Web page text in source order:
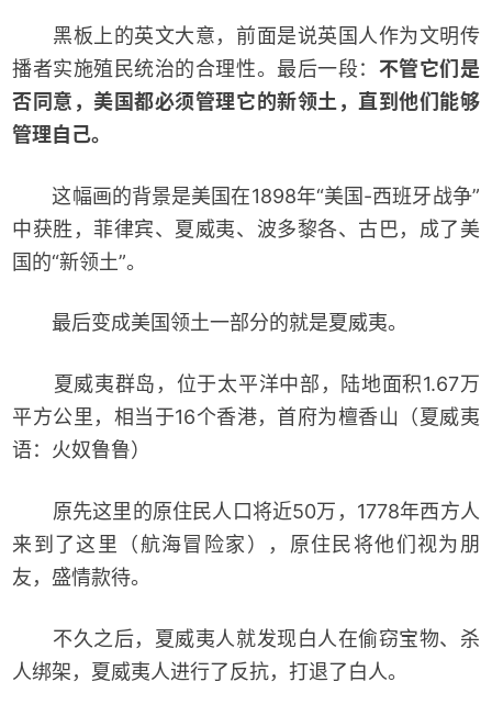
黑板上的英文大意，前面是说英国人作为文明传
播者实施殖民统治的合理性。最后一段： 不管它们是
否同意，美国都必须管理它的新领土，直到他们能够
管理自己。
这幅画的背景是美国在1898年“美国-西班牙战争”
中获胜，菲律宾、夏威夷、波多黎各、古巴，成了美
国的“新领土”。
最后变成美国领土一部分的就是夏威夷。
夏威夷群岛，位于太平洋中部，陆地面积1.67万
平方公里，相当于16个香港，首府为檀香山（夏威夷
语：火奴鲁鲁）
原先这里的原住民人口将近50万，1778年西方人
来到了这里（航海冒险家），原住民将他们视为朋
友，盛情款待。
不久之后，夏威夷人就发现白人在偷窃宝物、杀
人绑架，夏威夷人进行了反抗，打退了白人。